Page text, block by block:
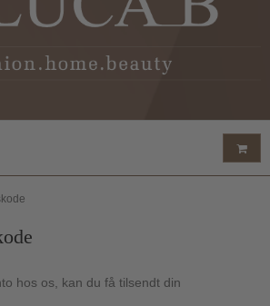
hos os, kan du få tilsendt din